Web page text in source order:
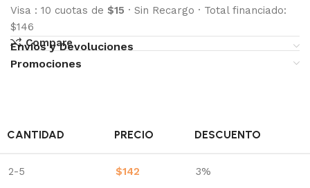
Visa : 10 cuotas de $15 · Sin Recargo · Total financiado:
$146
Compare
Envíos y Devoluciones
Promociones
CANTIDAD PRECIO DESCUENTO
2-5 $142 3%